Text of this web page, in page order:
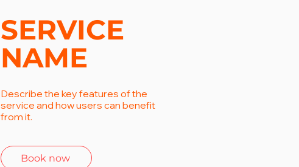
SERVICE
NAME
Describe the key features of the
service and how users can benefit
from it.
Book now